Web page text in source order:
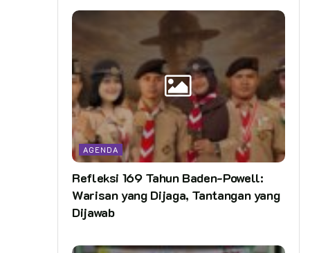
AGENDA
Refleksi 169 Tahun Baden-Powell:
Warisan yang Dijaga, Tantangan yang
Dijawab